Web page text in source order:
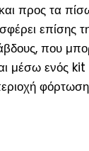
προς τα
επίσης
που
μέσω ενός kit